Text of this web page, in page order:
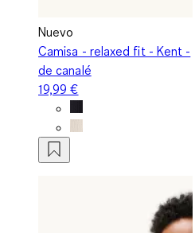
Nuevo
Camisa - relaxed fit - Kent -
de canalé
19,99 €